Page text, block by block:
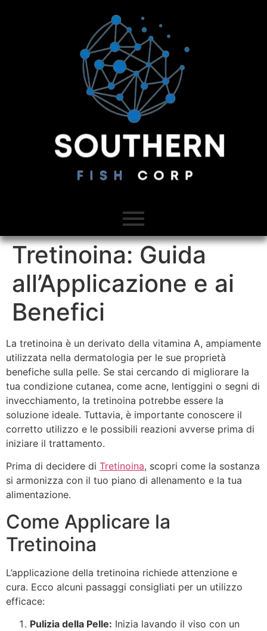
Tretinoina: Guida
all’Applicazione e ai
Benefici
La tretinoina è un derivato della vitamina A, ampiamente
utilizzata nella dermatologia per le sue proprietà
benefiche sulla pelle. Se stai cercando di migliorare la
tua condizione cutanea, come acne, lentiggini o segni di
invecchiamento, la tretinoina potrebbe essere la
soluzione ideale. Tuttavia, è importante conoscere il
corretto utilizzo e le possibili reazioni avverse prima di
iniziare il trattamento.
Prima di decidere di Tretinoina, scopri come la sostanza
si armonizza con il tuo piano di allenamento e la tua
alimentazione.
Come Applicare la
Tretinoina
L’applicazione della tretinoina richiede attenzione e
cura. Ecco alcuni passaggi consigliati per un utilizzo
efficace:
Pulizia della Pelle: Inizia lavando il viso con un